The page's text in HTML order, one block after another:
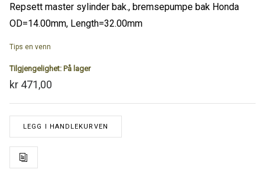
Repsett master sylinder bak., bremsepumpe bak Honda
OD=14.00mm, Length=32.00mm
Tips en venn
Tilgjengelighet: På lager
kr 471,00
LEGG I HANDLEKURVEN